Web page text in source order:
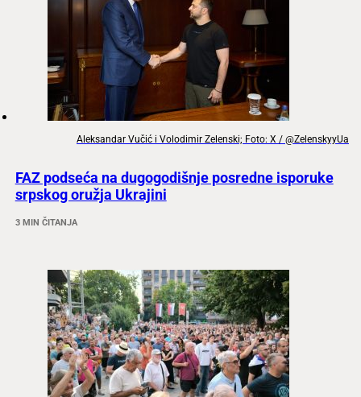
Aleksandar Vučić i Volodimir Zelenski; Foto: X / @ZelenskyyUa
FAZ podseća na dugogodišnje posredne isporuke
srpskog oružja Ukrajini
3 MIN ČITANJA